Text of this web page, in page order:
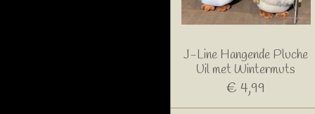
J-Line Hangende Pluche
Uil met Wintermuts
€ 4,99